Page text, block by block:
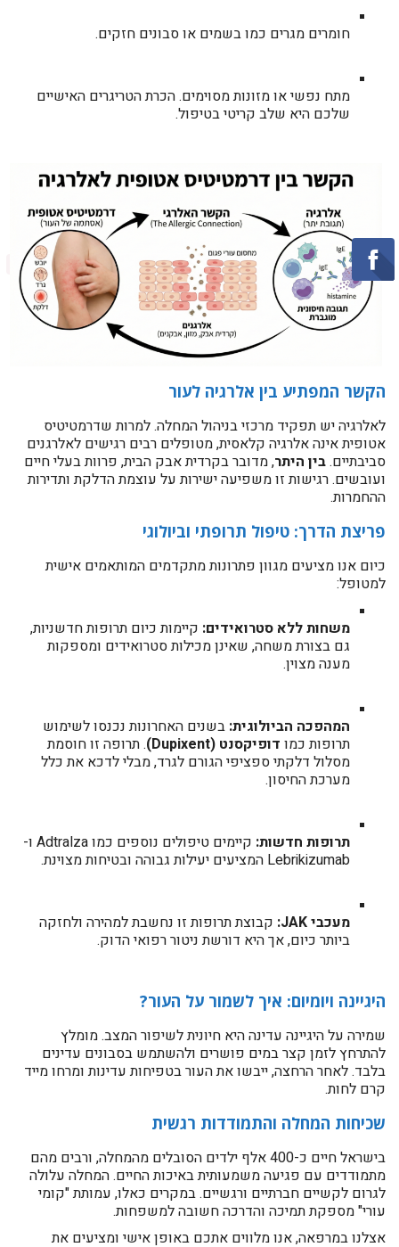
חומרים מגרים כמו בשמים או סבונים חזקים.
מתח נפשי או מזונות מסוימים. הכרת הטריגרים האישיים
שלכם היא שלב קריטי בטיפול.
הקשר המפתיע בין אלרגיה לעור
לאלרגיה יש תפקיד מרכזי בניהול המחלה. למרות שדרמטיטיס
אטופית אינה אלרגיה קלאסית, מטופלים רבים רגישים לאלרגנים
סביבתיים.בין היתר, מדובר בקרדית אבק הבית, פרוות בעלי חיים
ועובשים. רגישות זו משפיעה ישירות על עוצמת הדלקת ותדירות
ההחמרות.
פריצת הדרך: טיפול תרופתי וביולוגי
כיום אנו מציעים מגוון פתרונות מתקדמים המותאמים אישית
למטופל:
משחות ללא סטרואידים: קיימות כיום תרופות חדשניות,
גם בצורת משחה, שאינן מכילות סטרואידים ומספקות
מענה מצוין.
המהפכה הביולוגית: בשנים האחרונות נכנסו לשימוש
תרופות כמו דופיקסנט (Dupixent)
. תרופה זו חוסמת
מסלול דלקתי ספציפי הגורם לגרד, מבלי לדכא את כלל
מערכת החיסון.
תרופות חדשות:
קיימים טיפולים נוספים כמו Adtralza ו-
Lebrikizumab המציעים יעילות גבוהה ובטיחות מצוינת.
מעכבי JAK:
קבוצת תרופות זו נחשבת למהירה ולחזקה
ביותר כיום, אך היא דורשת ניטור רפואי הדוק.
היגיינה ויומיום: איך לשמור על העור?
שמירה על היגיינה עדינה היא חיונית לשיפור המצב. מומלץ
להתרחץ לזמן קצר במים פושרים ולהשתמש בסבונים עדינים
בלבד. לאחר הרחצה, ייבשו את העור בטפיחות עדינות ומרחו מייד
קרם לחות.
שכיחות המחלה והתמודדות רגשית
בישראל חיים כ-400 אלף ילדים הסובלים מהמחלה, ורבים מהם
מתמודדים עם פגיעה משמעותית באיכות החיים. המחלה עלולה
לגרום לקשיים חברתיים ורגשיים. במקרים כאלו, עמותת "קומי
עורי" מספקת תמיכה והדרכה חשובה למשפחות.
אצלנו במרפאה, אנו מלווים אתכם באופן אישי ומציעים את